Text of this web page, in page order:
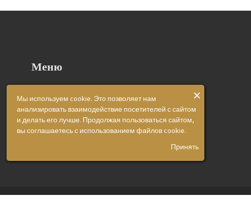
×
Мы используем cookie. Это позволяет нам
анализировать взаимодействие посетителей с сайтом
и делать его лучше. Продолжая пользоваться сайтом,
вы соглашаетесь с использованием файлов cookie.
Принять
Меню
О Центре
Виды Экспертиз